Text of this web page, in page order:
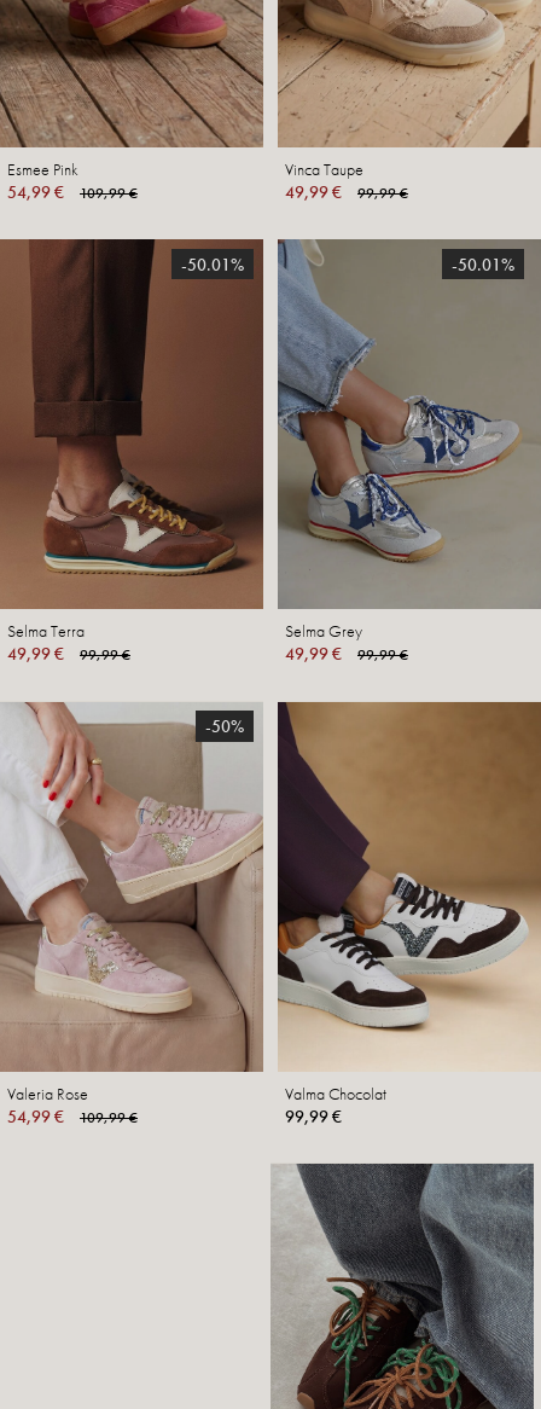
Esmee Pink
54,99 €
109,99 €
Vinca Taupe
49,99 €
99,99 €
-50.01%
Selma Terra
49,99 €
99,99 €
-50.01%
Selma Grey
49,99 €
99,99 €
-50%
Valeria Rose
54,99 €
109,99 €
Valma Chocolat
99,99 €